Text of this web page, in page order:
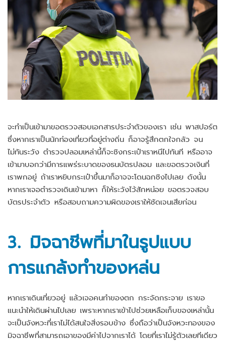
จะทำเป็นเข้ามาขอตรวจสอบเอกสารประจำตัวของเรา เช่น พาสปอร์ต
ซึ่งหากเราเป็นนักท่องเที่ยวที่อยู่ต่างถิ่น ก็อาจรู้สึกตกใจกลัว จน
ไม่ทันระวัง ตำรวจปลอมเหล่านี้ก็จะชิงกระเป๋าเราหนีไปทันที หรืออาจ
เข้ามาบอกว่ามีการแพร่ระบาดของธนบัตรปลอม และขอตรวจเงินที่
เราพกอยู่ ถ้าเราหยิบกระเป๋าขึ้นมาก็อาจจะโดนฉกชิงไปเลย ดังนั้น
หากเราเจอตำรวจเดินเข้ามาหา ก็ให้ระวังไว้สักหน่อย ขอตรวจสอบ
บัตรประจำตัว หรือสอบถามความผิดของเราให้ชัดเจนเสียก่อน
3. มิจฉาชีพที่มาในรูปแบบ
การแกล้งทำของหล่น
หากเราเดินเที่ยวอยู่ แล้วเจอคนทำของตก กระจัดกระจาย เราขอ
แนะนำให้เดินผ่านไปเลย เพราะหากเราเข้าไปช่วยเหลือเก็บของเหล่านั้น
จะเป็นจังหวะที่เราไม่ได้สนใจสิ่งรอบข้าง ซึ่งถือว่าเป็นจังหวะทองของ
มิจฉาชีพที่สามารถเอาของมีค่าไปจากเราได้ โดยที่เราไม่รู้ตัวเลยทีเดียว